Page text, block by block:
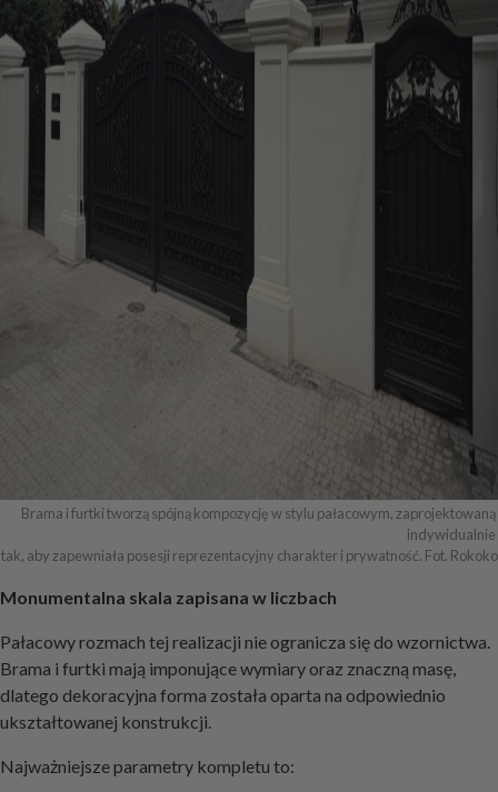
Brama i furtki tworzą spójną kompozycję w stylu pałacowym, zaprojektowaną
indywidualnie
tak, aby zapewniała posesji reprezentacyjny charakter i prywatność. Fot. Rokoko
Monumentalna skala zapisana w liczbach
Pałacowy rozmach tej realizacji nie ogranicza się do wzornictwa.
Brama i furtki mają imponujące wymiary oraz znaczną masę,
dlatego dekoracyjna forma została oparta na odpowiednio
ukształtowanej konstrukcji.
Najważniejsze parametry kompletu to: